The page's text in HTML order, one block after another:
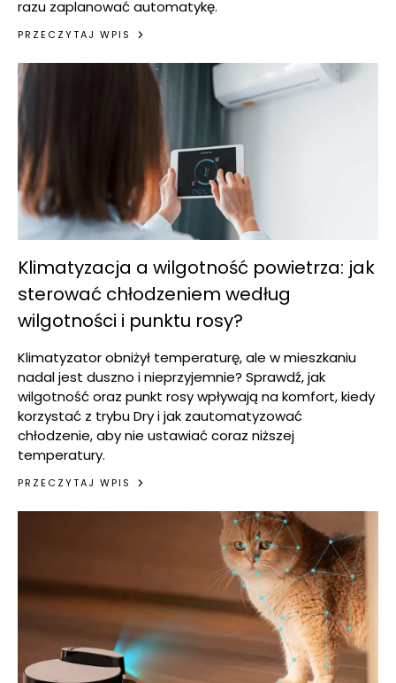
razu zaplanować automatykę.
PRZECZYTAJ WPIS
Klimatyzacja a wilgotność powietrza: jak
sterować chłodzeniem według
wilgotności i punktu rosy?
Klimatyzator obniżył temperaturę, ale w mieszkaniu
nadal jest duszno i nieprzyjemnie? Sprawdź, jak
wilgotność oraz punkt rosy wpływają na komfort, kiedy
korzystać z trybu Dry i jak zautomatyzować
chłodzenie, aby nie ustawiać coraz niższej
temperatury.
PRZECZYTAJ WPIS